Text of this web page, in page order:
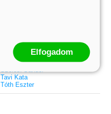
Rácz-Stefán Tibor
Róbert Katalin
Spirit Bliss
Szélesi Sándor
Tavi Kata
Tóth Eszter
Elfogadom